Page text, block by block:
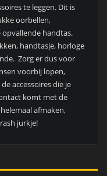
te leggen. Dit is
oorbellen,
handtas.
handtasje, horloge
Zorg er dus voor
voorbij lopen,
accessoires die je
komt met de
afmaken,
jurkje!